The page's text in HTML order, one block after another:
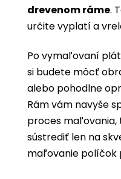
drevenom ráme.
určite vyplatí a
Po vymaľovaní
si budete môcť
alebo pohodlne
Rám vám navyše
proces
sústrediť len na
maľovanie políčok